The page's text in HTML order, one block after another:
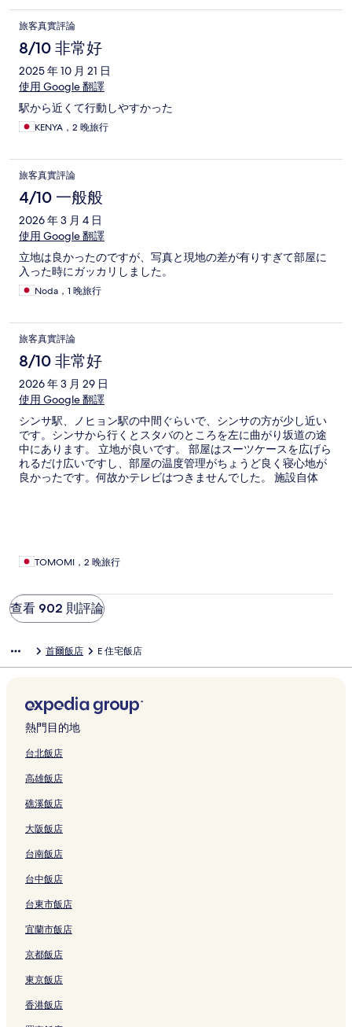
旅客真實評論
8/10 非常好
2025 年 10 月 21 日
使用 Google 翻譯
駅から近くて行動しやすかった
KENYA，2 晚旅行
旅客真實評論
4/10 一般般
2026 年 3 月 4 日
使用 Google 翻譯
立地は良かったのですが、写真と現地の差が有りすぎて部屋に
入った時にガッカリしました。
Noda，1 晚旅行
旅客真實評論
8/10 非常好
2026 年 3 月 29 日
使用 Google 翻譯
シンサ駅、ノヒョン駅の中間ぐらいで、シンサの方が少し近い
です。シンサから行くとスタバのところを左に曲がり坂道の途
中にあります。 立地が良いです。 部屋はスーツケースを広げら
れるだけ広いですし、部屋の温度管理がちょうど良く寝心地が
良かったです。何故かテレビはつきませんでした。 施設自体
た機会があれば利用したいと思います。 ありがとうございまし
TOMOMI，2 晚旅行
查看 902 則評論
首爾飯店 E 住宅飯店
熱門目的地
台北飯店
高雄飯店
礁溪飯店
大阪飯店
台南飯店
台中飯店
台東市飯店
宜蘭市飯店
京都飯店
東京飯店
香港飯店